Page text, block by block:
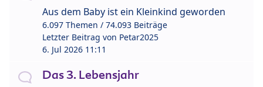
Aus dem Baby ist ein Kleinkind geworden
6.097 Themen / 74.093 Beiträge
Letzter Beitrag von Petar2025
6. Jul 2026 11:11
Das 3. Lebensjahr